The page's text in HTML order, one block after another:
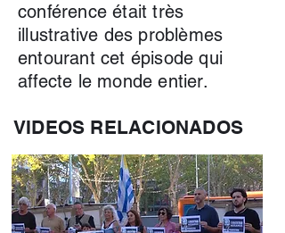
conférence était très
illustrative des problèmes
entourant cet épisode qui
affecte le monde entier.
VIDEOS RELACIONADOS